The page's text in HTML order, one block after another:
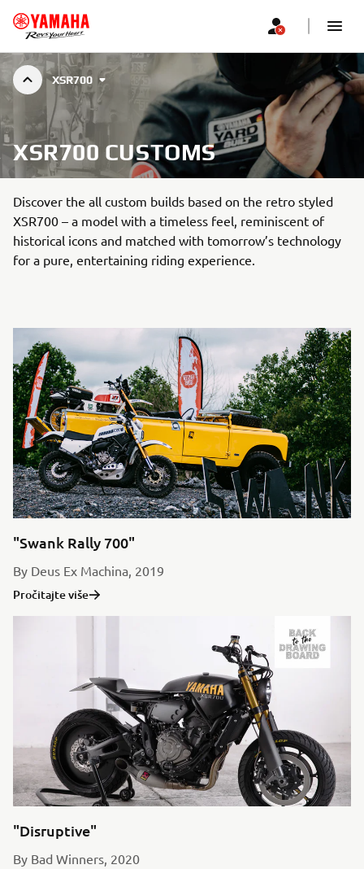
XSR700
XSR700 CUSTOMS
Discover the all custom builds based on the retro styled
XSR700 – a model with a timeless feel, reminiscent of
historical icons and matched with tomorrow’s technology
for a pure, entertaining riding experience.
"Swank Rally 700"
By Deus Ex Machina, 2019
Pročitajte više
"Disruptive"
By Bad Winners, 2020